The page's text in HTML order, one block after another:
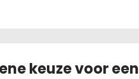
keuze voor een